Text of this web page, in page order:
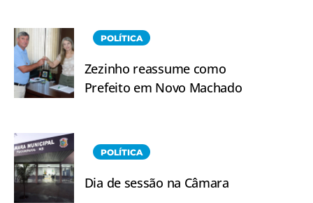
POLÍTICA
Zezinho reassume como
Prefeito em Novo Machado
POLÍTICA
Dia de sessão na Câmara